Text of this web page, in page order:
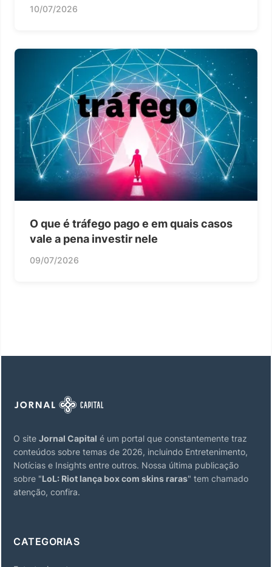
10/07/2026
O que é tráfego pago e em quais casos
vale a pena investir nele
09/07/2026
O site Jornal Capital é um portal que constantemente traz
conteúdos sobre temas de 2026, incluindo Entretenimento,
Notícias e Insights entre outros. Nossa última publicação
sobre "LoL: Riot lança box com skins raras" tem chamado
atenção, confira.
CATEGORIAS